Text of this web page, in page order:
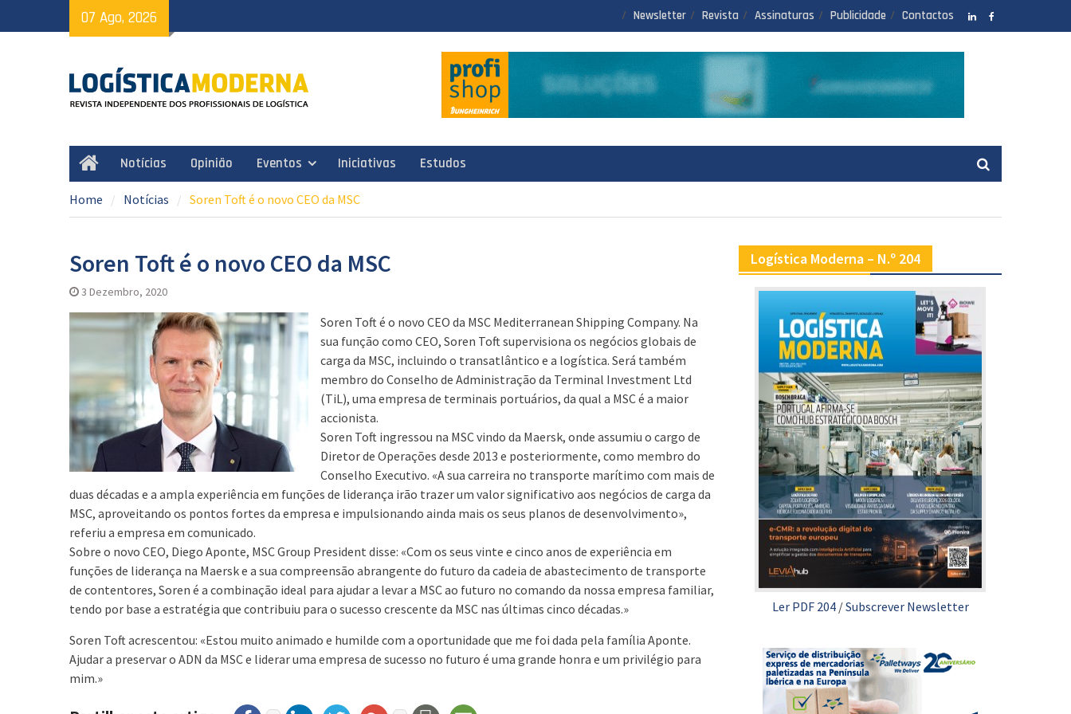
to
07 Ago, 2026 Newsletter Revista Assinaturas Publicidade Contactos
HomeNotícias Opinião Eventos Iniciativas Estudos
Home Notícias Soren Toft é o novo CEO da MSC
Soren Toft é o novo CEO da MSC
3 Dezembro, 2020
Soren Toft é o novo CEO da MSC Mediterranean Shipping Company. Na
sua função como CEO, Soren Toft supervisiona os negócios globais de
carga da MSC, incluindo o transatlântico e a logística. Será também
membro do Conselho de Administração da Terminal Investment Ltd
(TiL), uma empresa de terminais portuários, da qual a MSC é a maior
accionista.
Soren Toft ingressou na MSC vindo da Maersk, onde assumiu o cargo de
Diretor de Operações desde 2013 e posteriormente, como membro do
Conselho Executivo. «A sua carreira no transporte marítimo com mais de
duas décadas e a ampla experiência em funções de liderança irão trazer um valor significativo aos negócios de carga da
MSC, aproveitando os pontos fortes da empresa e impulsionando ainda mais os seus planos de desenvolvimento»,
referiu a empresa em comunicado.
Sobre o novo CEO, Diego Aponte, MSC Group President disse: «Com os seus vinte e cinco anos de experiência em
funções de liderança na Maersk e a sua compreensão abrangente do futuro da cadeia de abastecimento de transporte
de contentores, Soren é a combinação ideal para ajudar a levar a MSC ao futuro no comando da nossa empresa familiar,
tendo por base a estratégia que contribuiu para o sucesso crescente da MSC nas últimas cinco décadas.»
Soren Toft acrescentou: «Estou muito animado e humilde com a oportunidade que me foi dada pela família Aponte.
Ajudar a preservar o ADN da MSC e liderar uma empresa de sucesso no futuro é uma grande honra e um privilégio para
mim.»
Logística Moderna – N.º 204
Ler PDF 204/Subscrever Newsletter